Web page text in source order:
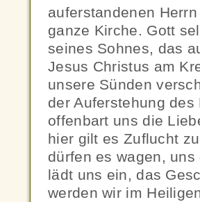
auferstandenen
ganze Kirche. Gott
seines Sohnes, das
Jesus Christus am
unsere Sünden
der Auferstehung
offenbart uns die
hier gilt es Zuflucht
dürfen es wagen,
lädt uns ein, das
werden wir im